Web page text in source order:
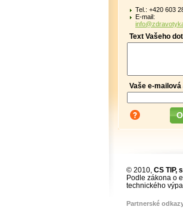
Tel.: +420 603
E-mail:
Text Vašeho
Vaše e-mailová
© 2010, CS TIP,
Podle zákona o
technického
Partnerské